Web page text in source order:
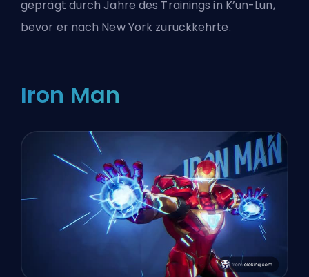
geprägt durch Jahre des Trainings in K’un-Lun,
bevor er nach New York zurückkehrte.
Iron Man